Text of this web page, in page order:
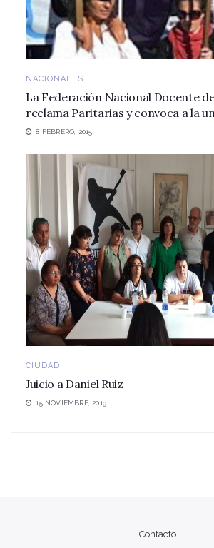
NACIONALES
La Federación Nacional Docente
reclama Paritarias y convoca a la
8 FEBRERO, 2015
CIUDAD
Juicio a Daniel Ruiz
15 NOVIEMBRE, 2019
Contacto